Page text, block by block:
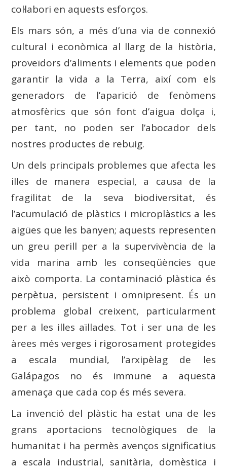
col·labori en aquests esforços.
Els mars són, a més d’una via de connexió
cultural i econòmica al llarg de la història,
proveïdors d’aliments i elements que poden
garantir la vida a la Terra, així com els
generadors de l’aparició de fenòmens
atmosfèrics que són font d’aigua dolça i,
per tant, no poden ser l’abocador dels
nostres productes de rebuig.
Un dels principals problemes que afecta les
illes de manera especial, a causa de la
fragilitat de la seva biodiversitat, és
l’acumulació de plàstics i microplàstics a les
aigües que les banyen; aquests representen
un greu perill per a la supervivència de la
vida marina amb les conseqüències que
això comporta. La contaminació plàstica és
perpètua, persistent i omnipresent. És un
problema global creixent, particularment
per a les illes aïllades. Tot i ser una de les
àrees més verges i rigorosament protegides
a escala mundial, l’arxipèlag de les
Galápagos no és immune a aquesta
amenaça que cada cop és més severa.
La invenció del plàstic ha estat una de les
grans aportacions tecnològiques de la
humanitat i ha permès avenços significatius
a escala industrial, sanitària, domèstica i